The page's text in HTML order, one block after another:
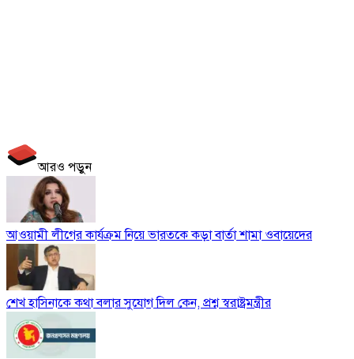
আরও পড়ুন
আওয়ামী লীগের কার্যক্রম নিয়ে ভারতকে কড়া বার্তা শামা ওবায়েদের
শেখ হাসিনাকে কথা বলার সুযোগ দিল কেন, প্রশ্ন স্বরাষ্ট্রমন্ত্রীর